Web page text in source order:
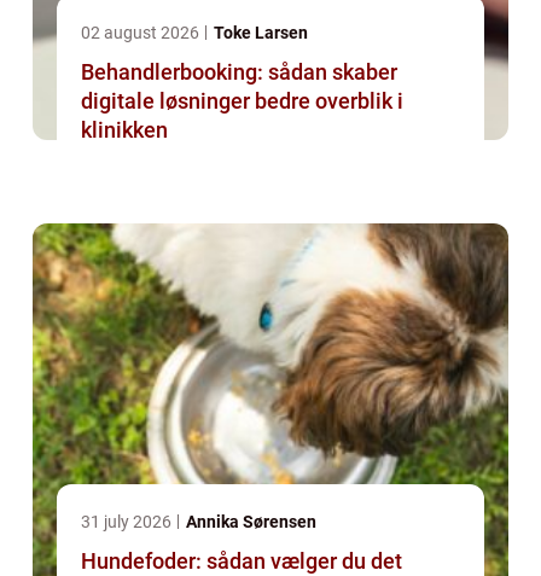
02 august 2026 Toke Larsen
Behandlerbooking: sådan skaber
digitale løsninger bedre overblik i
klinikken
31 july 2026 Annika Sørensen
Hundefoder: sådan vælger du det